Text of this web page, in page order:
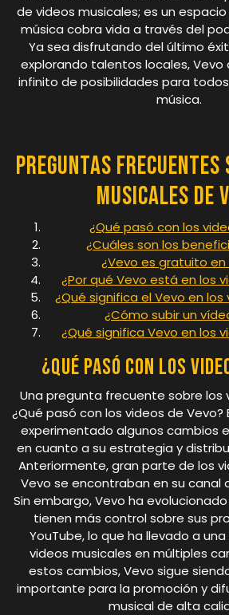
de videos musicales; es un
música cobra vida a través del
Ya sea disfrutando del último
explorando talentos locales, Vevo
infinito de posibilidades para
música.
Preguntas Frecuentes
Musicales de
¿Qué pasó con los
¿Cuáles son los
¿Vevo es gratuito en
¿Por qué Vevo está en los
¿Qué significa el Vevo en
¿Cómo subir un
¿Qué significa Vevo en los
¿Qué pasó con los
Una pregunta frecuente sobre los
¿Qué pasó con los videos de Vevo?
experimentado algunos cambios
en cuanto a su estrategia y
Anteriormente, gran parte de los
Vevo se encontraban en su canal
Sin embargo, Vevo ha
tienen más control sobre sus
YouTube, lo que ha llevado a
videos musicales en múltiples
estos cambios, Vevo sigue
importante para la promoción y
musical de alta